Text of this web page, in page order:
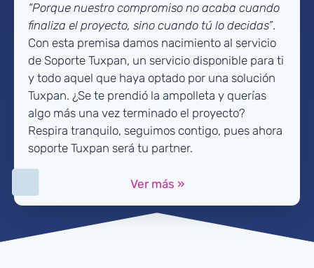
“Porque nuestro compromiso no acaba cuando
finaliza el proyecto, sino cuando tú lo decidas”.
Con esta premisa damos nacimiento al servicio
de Soporte Tuxpan, un servicio disponible para ti
y todo aquel que haya optado por una solución
Tuxpan. ¿Se te prendió la ampolleta y querías
algo más una vez terminado el proyecto?
Respira tranquilo, seguimos contigo, pues ahora
soporte Tuxpan será tu partner.
Ver más »